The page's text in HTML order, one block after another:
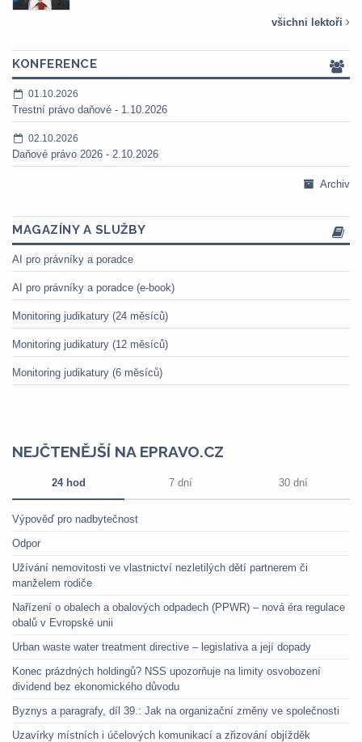
všichni lektoři
KONFERENCE
01.10.2026
Trestní právo daňové - 1.10.2026
02.10.2026
Daňové právo 2026 - 2.10.2026
Archiv
MAGAZÍNY A SLUŽBY
AI pro právníky a poradce
AI pro právníky a poradce (e-book)
Monitoring judikatury (24 měsíců)
Monitoring judikatury (12 měsíců)
Monitoring judikatury (6 měsíců)
NEJČTENĚJŠÍ NA EPRAVO.CZ
24 hod 7 dní 30 dní
Výpověď pro nadbytečnost
Odpor
Užívání nemovitosti ve vlastnictví nezletilých dětí partnerem či
manželem rodiče
Nařízení o obalech a obalových odpadech (PPWR) – nová éra regulace
obalů v Evropské unii
Urban waste water treatment directive – legislativa a její dopady
Konec prázdných holdingů? NSS upozorňuje na limity osvobození
dividend bez ekonomického důvodu
Byznys a paragrafy, díl 39.: Jak na organizační změny ve společnosti
Uzavírky místních i účelových komunikací a zřizování objížděk